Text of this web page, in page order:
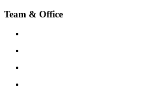
Team & Office